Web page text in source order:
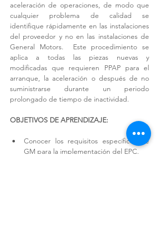
aceleración de operaciones, de modo que
cualquier problema de calidad se
identifique rápidamente en las instalaciones
del proveedor y no en las instalaciones de
General Motors.  Este procedimiento se
aplica a todas las piezas nuevas y
modificadas que requieren PPAP para el
arranque, la aceleración o después de no
suministrarse durante un periodo
prolongado de tiempo de inactividad.
OBJETIVOS DE APRENDIZAJE:
Conocer los requisitos específicos de
GM para la implementación del EPC.